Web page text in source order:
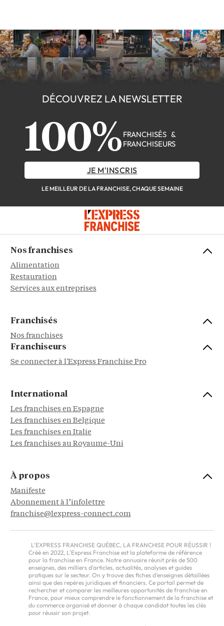
DÉCOUVREZ LA NEWSLETTER
100% FRANCHISÉS &
FRANCHISEURS
JE M'INSCRIS
LE MEILLEUR DE LA FRANCHISE, CHAQUE SEMAINE
Nos franchises
Alimentation
Restauration
Services aux entreprises
Franchisés
Nos franchises
Franchiseurs
Se connecter à l'Express Franchise Pro
International
Les franchises en Espagne
Les franchises en Belgique
Les franchises en Italie
Les franchises au Royaume-Uni
À propos
Manifeste
Abonnement à l’infolettre
franchise@lexpress-connect.com
L'EXPRESS FRANCHISE QUÉBEC, LA FRANCHISE POUR RÉUSSIR !
Créé en 2022, L'Express Franchise est la plateforme de référence
pour la franchise en France. Notre annuaire réunit près de 500
enseignes, des milliers d'articles, actualités, analyses et guides
pratiques sur le secteur. On y trouve des fiches d'enseignes détaillées
ainsi que des repères juridiques et financiers. Ce portail permet de
rechercher et comparer les meilleures opportunités de franchise en
France, pour mieux comprendre le fonctionnement de la franchise et
du commerce organisé et donner à chaque candidat toutes les clés
pour réussir son projet.